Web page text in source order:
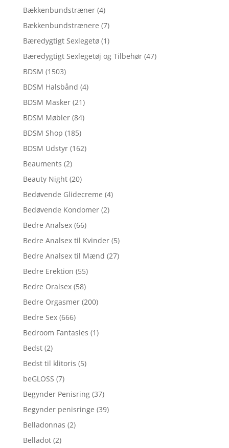
Bækkenbundstræner (4)
Bækkenbundstrænere (7)
Bæredygtigt Sexlegetø (1)
Bæredygtigt Sexlegetøj og Tilbehør (47)
BDSM (1503)
BDSM Halsbånd (4)
BDSM Masker (21)
BDSM Møbler (84)
BDSM Shop (185)
BDSM Udstyr (162)
Beauments (2)
Beauty Night (20)
Bedøvende Glidecreme (4)
Bedøvende Kondomer (2)
Bedre Analsex (66)
Bedre Analsex til Kvinder (5)
Bedre Analsex til Mænd (27)
Bedre Erektion (55)
Bedre Oralsex (58)
Bedre Orgasmer (200)
Bedre Sex (666)
Bedroom Fantasies (1)
Bedst (2)
Bedst til klitoris (5)
beGLOSS (7)
Begynder Penisring (37)
Begynder penisringe (39)
Belladonnas (2)
Belladot (2)